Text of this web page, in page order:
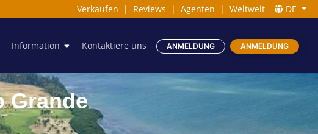
Verkaufen | Reviews | Agenten | Weltweit DE
Information Kontaktiere uns ANMELDUNG ANMELDUNG
Grande